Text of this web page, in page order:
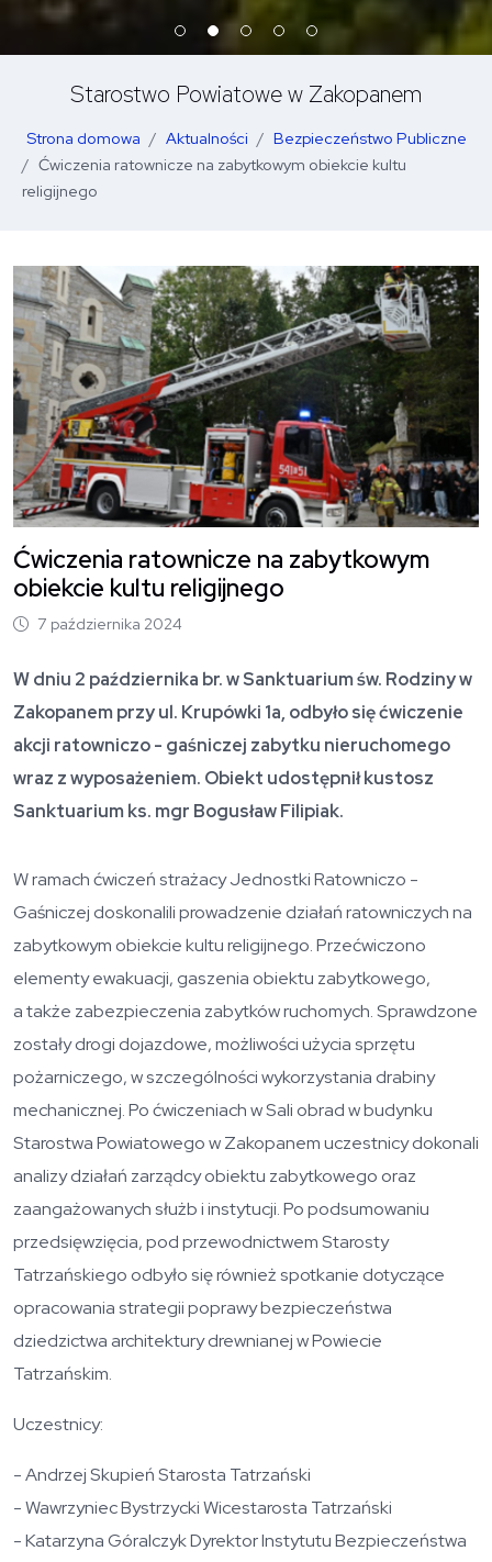
Starostwo Powiatowe w Zakopanem
Strona domowa Aktualności
Bezpieczeństwo Publiczne
Ćwiczenia ratownicze na zabytkowym obiekcie kultu
religijnego
Ćwiczenia ratownicze na zabytkowym
obiekcie kultu religijnego
7 października 2024
W dniu 2 października br. w Sanktuarium św. Rodziny w
Zakopanem przy ul. Krupówki 1a, odbyło się ćwiczenie
akcji ratowniczo - gaśniczej zabytku nieruchomego
wraz z wyposażeniem. Obiekt udostępnił kustosz
Sanktuarium ks. mgr Bogusław Filipiak.
W ramach ćwiczeń strażacy Jednostki Ratowniczo -
Gaśniczej doskonalili prowadzenie działań ratowniczych na
zabytkowym obiekcie kultu religijnego. Przećwiczono
elementy ewakuacji, gaszenia obiektu zabytkowego,
a także zabezpieczenia zabytków ruchomych. Sprawdzone
zostały drogi dojazdowe, możliwości użycia sprzętu
pożarniczego, w szczególności wykorzystania drabiny
mechanicznej. Po ćwiczeniach w Sali obrad w budynku
Starostwa Powiatowego w Zakopanem uczestnicy dokonali
analizy działań zarządcy obiektu zabytkowego oraz
zaangażowanych służb i instytucji. Po podsumowaniu
przedsięwzięcia, pod przewodnictwem Starosty
Tatrzańskiego odbyło się również spotkanie dotyczące
opracowania strategii poprawy bezpieczeństwa
dziedzictwa architektury drewnianej w Powiecie
Tatrzańskim.
Uczestnicy:
- Andrzej Skupień Starosta Tatrzański
- Wawrzyniec Bystrzycki Wicestarosta Tatrzański
- Katarzyna Góralczyk Dyrektor Instytutu Bezpieczeństwa